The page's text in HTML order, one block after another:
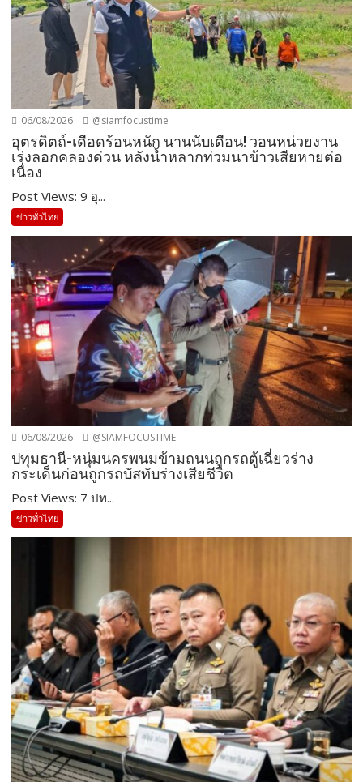
06/08/2026 @siamfocustime
อุตรดิตถ์-เดือดร้อนหนัก นานนับเดือน! วอนหน่วยงาน
เร่งลอกคลองด่วน หลังน้ำหลากท่วมนาข้าวเสียหายต่อ
เนื่อง
Post Views: 9 อุ...
ข่าวทั่วไทย
06/08/2026 @SIAMFOCUSTIME
ปทุมธานี-หนุ่มนครพนมข้ามถนนถูกรถตู้เฉี่ยวร่าง
กระเด็นก่อนถูกรถบัสทับร่างเสียชีวิต
Post Views: 7 ปท...
ข่าวทั่วไทย